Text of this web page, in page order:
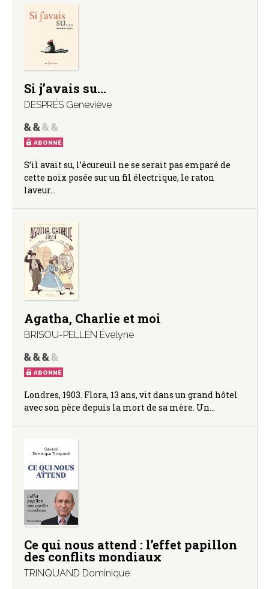
Si j’avais su…
DESPRÉS Geneviève
ABONNÉ
S’il avait su, l’écureuil ne se serait pas emparé de
cette noix posée sur un fil électrique, le raton
laveur…
Agatha, Charlie et moi
BRISOU-PELLEN Évelyne
ABONNÉ
Londres, 1903. Flora, 13 ans, vit dans un grand hôtel
avec son père depuis la mort de sa mère. Un…
Ce qui nous attend : l’effet papillon
des conflits mondiaux
TRINQUAND Dominique